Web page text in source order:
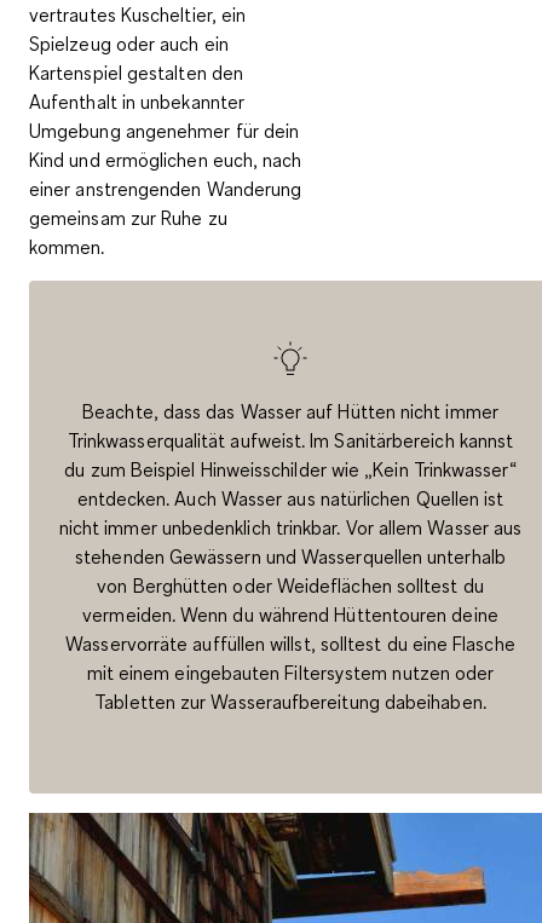
vertrautes Kuscheltier, ein
Spielzeug oder auch ein
Kartenspiel gestalten den
Aufenthalt in unbekannter
Umgebung angenehmer für dein
Kind und ermöglichen euch, nach
einer anstrengenden Wanderung
gemeinsam zur Ruhe zu
kommen.
Beachte, dass das Wasser auf Hütten nicht immer
Trinkwasserqualität aufweist. Im Sanitärbereich kannst
du zum Beispiel Hinweisschilder wie „Kein Trinkwasser“
entdecken. Auch Wasser aus natürlichen Quellen ist
nicht immer unbedenklich trinkbar. Vor allem Wasser aus
stehenden Gewässern und Wasserquellen unterhalb
von Berghütten oder Weideflächen solltest du
vermeiden. Wenn du während Hüttentouren deine
Wasservorräte auffüllen willst, solltest du eine Flasche
mit einem eingebauten Filtersystem nutzen oder
Tabletten zur Wasseraufbereitung dabeihaben.